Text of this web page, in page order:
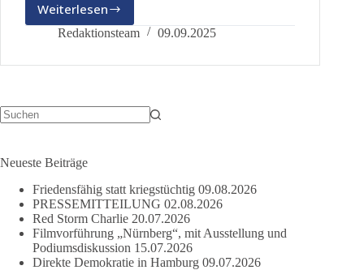
Weiterlesen
Tor
zur
unter
Hamburgs
und
Wirtschaft
Redaktionsteam 09.09.2025
Neueste Beiträge
Friedensfähig statt kriegstüchtig 09.08.2026
PRESSEMITTEILUNG 02.08.2026
Red Storm Charlie 20.07.2026
Filmvorführung „Nürnberg“, mit Ausstellung und
Podiumsdiskussion 15.07.2026
Direkte Demokratie in Hamburg 09.07.2026